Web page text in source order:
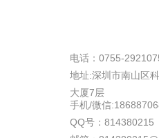
电话：0755-
地址:深圳市南山区
大厦7层
手机/微信
QQ号：814380215